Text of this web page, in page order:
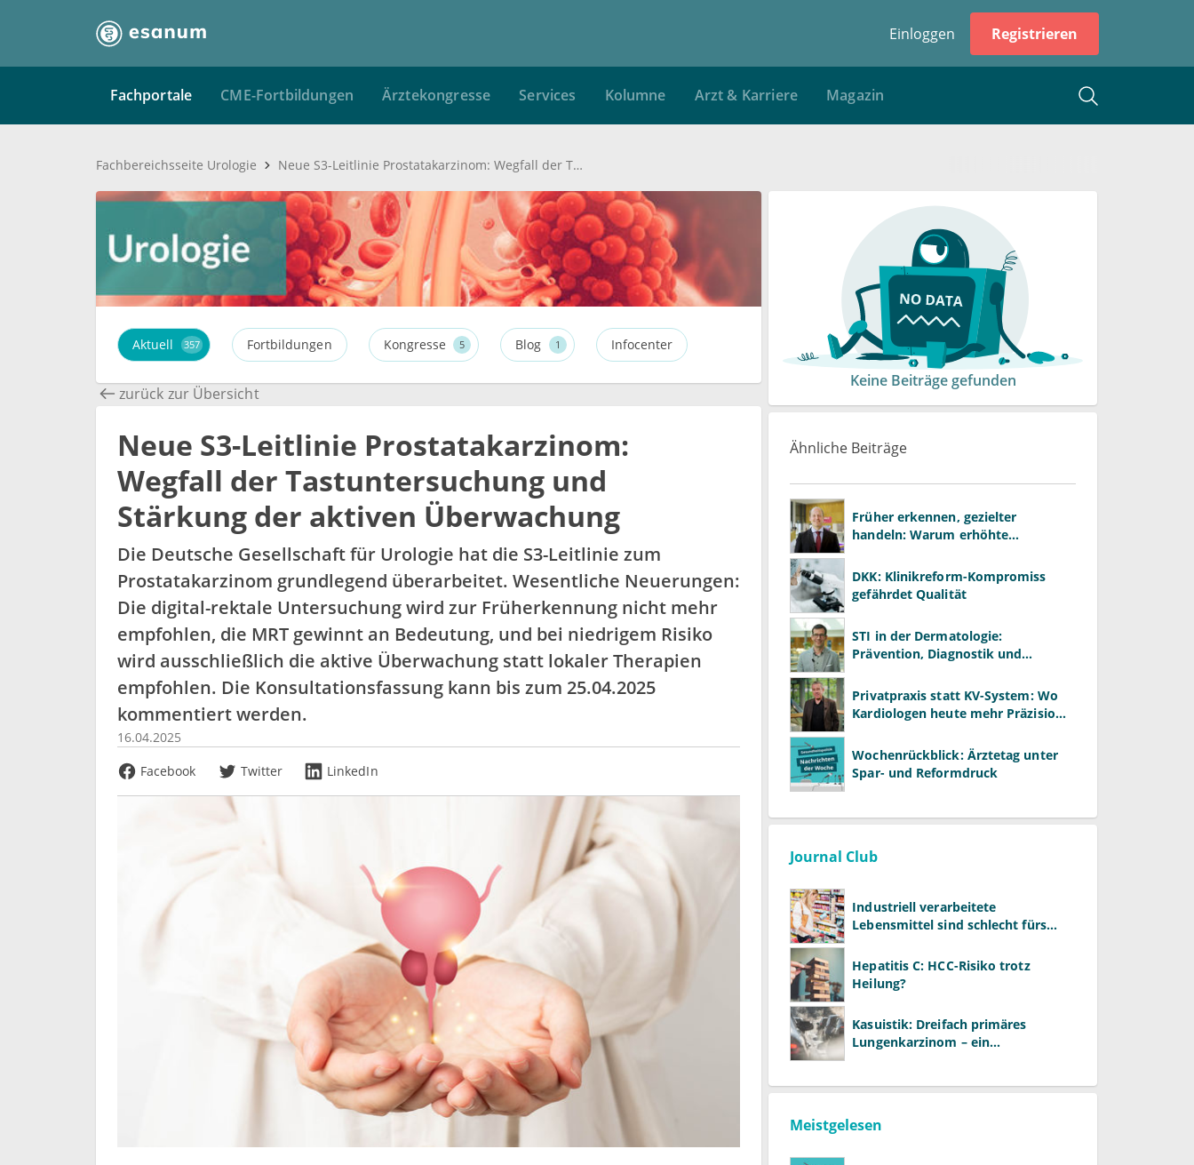
Einloggen Registrieren
Fachportale CME-Fortbildungen Ärztekongresse Services Kolumne Arzt & Karriere Magazin
Fachbereichsseite Urologie Neue S3-Leitlinie Prostatakarzinom: Wegfall der Tastuntersuchung und Stärkung der aktiven Überwachung
Aktuell 357 Fortbildungen Kongresse 5 Blog 1 Infocenter
zurück zur Übersicht
Neue S3-Leitlinie Prostatakarzinom:
Wegfall der Tastuntersuchung und
Stärkung der aktiven Überwachung
Die Deutsche Gesellschaft für Urologie hat die S3-Leitlinie zum
Prostatakarzinom grundlegend überarbeitet. Wesentliche Neuerungen:
Die digital-rektale Untersuchung wird zur Früherkennung nicht mehr
empfohlen, die MRT gewinnt an Bedeutung, und bei niedrigem Risiko
wird ausschließlich die aktive Überwachung statt lokaler Therapien
empfohlen. Die Konsultationsfassung kann bis zum 25.04.2025
kommentiert werden.
16.04.2025
Facebook
Twitter LinkedIn
Keine Beiträge gefunden
Ähnliche Beiträge
Früher erkennen, gezielter
handeln: Warum erhöhte
als ALT und AST
DKK: Klinikreform-Kompromiss
gefährdet Qualität
STI in der Dermatologie:
Prävention, Diagnostik und
gestalten
Privatpraxis statt KV-System: Wo
Kardiologen heute mehr Präzision
entstehen
Wochenrückblick: Ärztetag unter
Spar- und Reformdruck
Journal Club
Industriell verarbeitete
Lebensmittel sind schlecht fürs
Hepatitis C: HCC-Risiko trotz
Heilung?
Kasuistik: Dreifach primäres
Lungenkarzinom – ein
Meistgelesen